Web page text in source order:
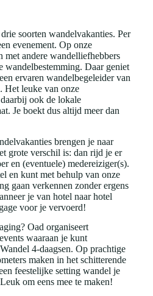
soorten wandelvakanties. Per
evenement. Op onze
met andere wandelliefhebbers
wandelbestemming. Daar geniet
ervaren wandelbegeleider van
Het leuke van onze
ook de lokale
Je boekt dus altijd meer dan
brengen je naar
grote verschil is: dan rijd je er
en (eventuele) medereiziger(s).
en kunt met behulp van onze
gaan verkennen zonder ergens
je van hotel naar hotel
voor je vervoerd!
Oad organiseert
waaraan je kunt
4-daagsen. Op prachtige
maken in het schitterende
feestelijke setting wandel je
om eens mee te maken!